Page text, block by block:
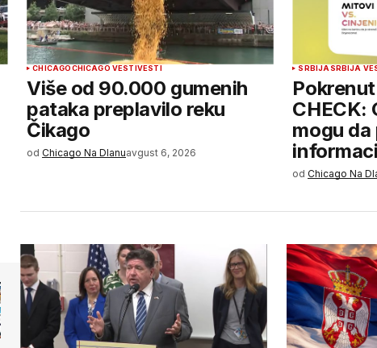
CHICAGOCHICAGO VESTIVESTI
Više od 90.000 gumenih
pataka preplavilo reku
Čikago
od Chicago Na Dlanuavgust 6, 2026
SRBIJA SRBIJA
CHECK:
mogu
od Chicago Na